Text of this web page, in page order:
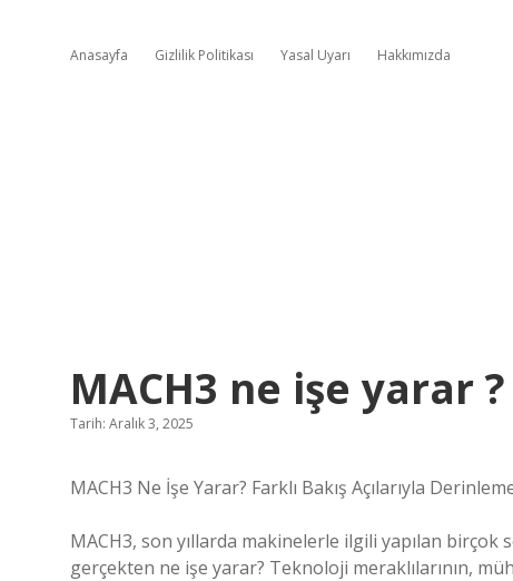
Anasayfa Gizlilik Politikası Yasal Uyarı Hakkımızda
MACH3 ne işe yarar ?
Tarih: Aralık 3, 2025
MACH3 Ne İşe Yarar? Farklı Bakış Açılarıyla
MACH3, son yıllarda makinelerle ilgili yapılan
gerçekten ne işe yarar? Teknoloji meraklılarının,